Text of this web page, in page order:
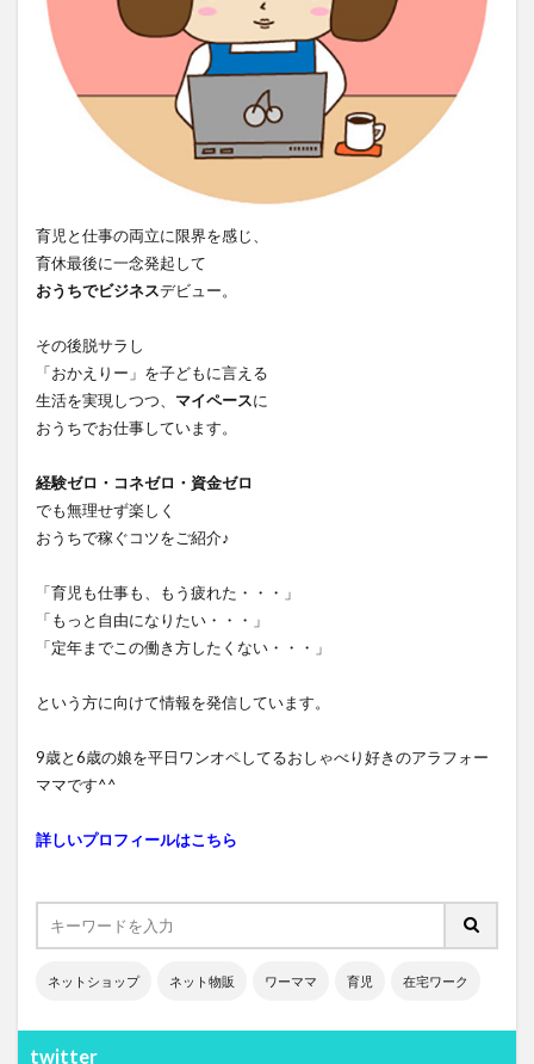
育児と仕事の両立に限界を感じ、
育休最後に一念発起して
おうちでビジネスデビュー。
その後脱サラし
「おかえりー」を子どもに言える
生活を実現しつつ、 マイペースに
おうちでお仕事しています。
経験ゼロ・コネゼロ・資金ゼロ
でも無理せず楽しく
おうちで稼ぐコツをご紹介♪
「育児も仕事も、もう疲れた・・・」
「もっと自由になりたい・・・」
「定年までこの働き方したくない・・・」
という方に向けて情報を発信しています。
9歳と6歳の娘を平日ワンオペしてるおしゃべり好きのアラフォー
ママです^^
詳しいプロフィールはこちら
ネットショップ ネット物販 ワーママ 育児 在宅ワーク
twitter